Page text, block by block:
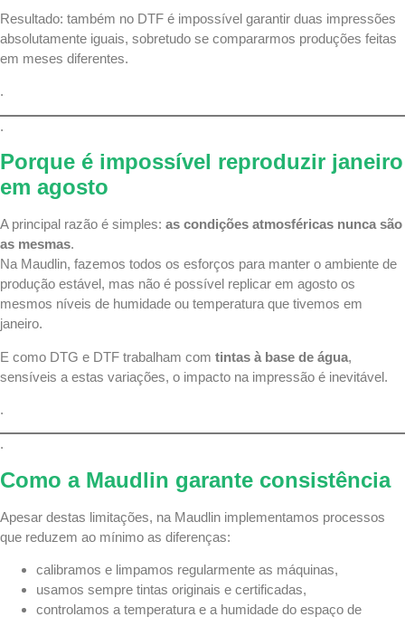
Resultado: também no DTF é impossível garantir duas impressões
absolutamente iguais, sobretudo se compararmos produções feitas
em meses diferentes.
.
.
Porque é impossível reproduzir janeiro
em agosto
A principal razão é simples: as condições atmosféricas nunca são
as mesmas.
Na Maudlin, fazemos todos os esforços para manter o ambiente de
produção estável, mas não é possível replicar em agosto os
mesmos níveis de humidade ou temperatura que tivemos em
janeiro.
E como DTG e DTF trabalham com tintas à base de água,
sensíveis a estas variações, o impacto na impressão é inevitável.
.
.
Como a Maudlin garante consistência
Apesar destas limitações, na Maudlin implementamos processos
que reduzem ao mínimo as diferenças:
calibramos e limpamos regularmente as máquinas,
usamos sempre tintas originais e certificadas,
controlamos a temperatura e a humidade do espaço de